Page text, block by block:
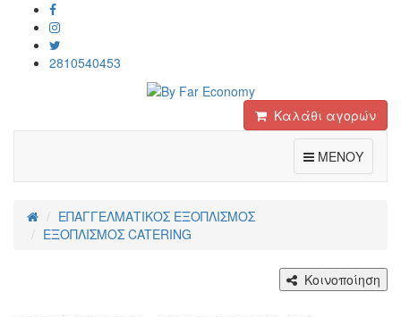
2810540453
Καλάθι αγορών
ΜΕΝΟΥ
ΕΠΑΓΓΕΛΜΑΤΙΚΟΣ ΕΞΟΠΛΙΣΜΟΣ
ΕΞΟΠΛΙΣΜΟΣ CATERING
Κοινοποίηση